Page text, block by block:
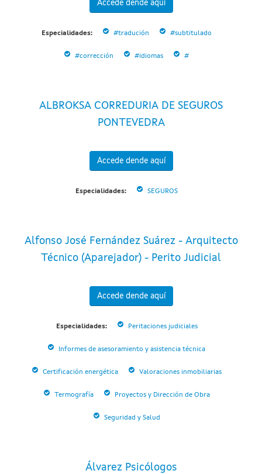
Accede dende aquí
Especialidades: #tradución #subtitulado
#corrección #idiomas #
ALBROKSA CORREDURIA DE SEGUROS
PONTEVEDRA
Accede dende aquí
Especialidades: SEGUROS
Alfonso José Fernández Suárez - Arquitecto
Técnico (Aparejador) - Perito Judicial
Accede dende aquí
Especialidades: Peritaciones judiciales
Informes de asesoramiento y asistencia técnica
Certificación energética Valoraciones inmobiliarias
Termografía Proyectos y Dirección de Obra
Seguridad y Salud
Álvarez Psicólogos